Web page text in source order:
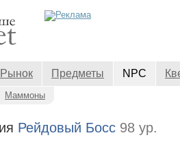
Рынок Предметы NPC
Маммоны
Рейдовый Босс 98 ур.